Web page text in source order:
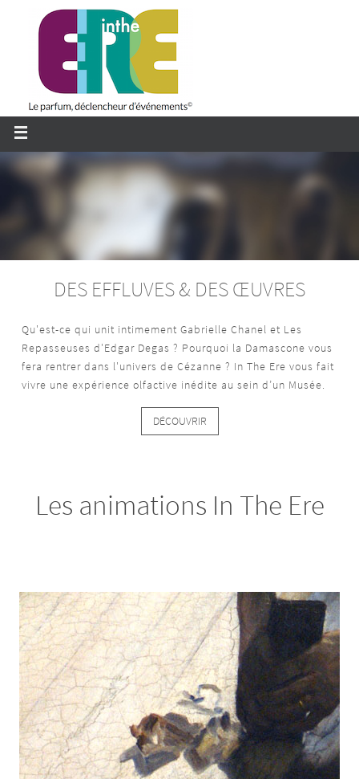
DES EFFLUVES & DES ŒUVRES
Qu'est-ce qui unit intimement Gabrielle Chanel et Les
Repasseuses d'Edgar Degas ? Pourquoi la Damascone vous
fera rentrer dans l'univers de Cézanne ? In The Ere vous fait
vivre une expérience olfactive inédite au sein d’un Musée.
DÉCOUVRIR
Les animations In The Ere